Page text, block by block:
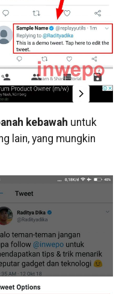
kebawah untuk
lain, yang mungkin